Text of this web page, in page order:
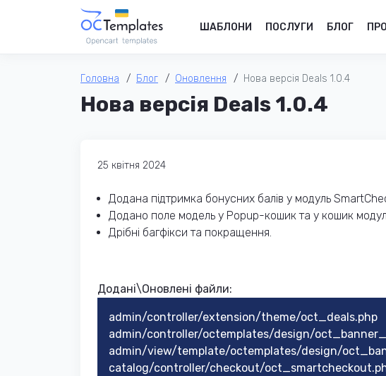
ШАБЛОНИ ПОСЛУГИ БЛОГ
Головна Блог Оновлення Нова версія Deals 1.0.4
Нова версія Deals 1.0.4
25 квітня 2024
Додана підтримка бонусних балів у модуль
Додано поле модель у Popup-кошик та у кошик
Дрібні багфікси та покращення.
Додані\Оновлені файли:
admin/controller/extension/theme/oct_deals.php
admin/controller/octemplates/design/
admin/view/template/octemplates/design/
catalog/controller/checkout/